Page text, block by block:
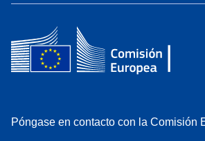
Póngase en contacto con la Comisión